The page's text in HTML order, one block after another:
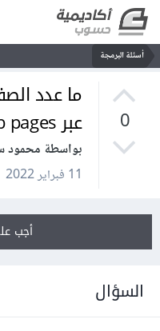
أسئلة البرمجة
0
ما عدد
عبر github pages
بواسطة محمود
11 فبراير 2022
أجب
السؤال